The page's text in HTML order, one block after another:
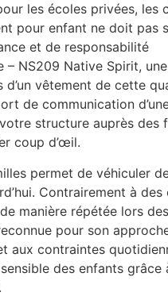
les écoles privées, les
pour enfant ne doit pas
et de responsabilité
– NS209 Native Spirit,
vêtement de cette
de communication
structure auprès des
coup d’œil.
permet de véhiculer
Contrairement à des
manière répétée lors
pour son
aux contraintes
des enfants grâce